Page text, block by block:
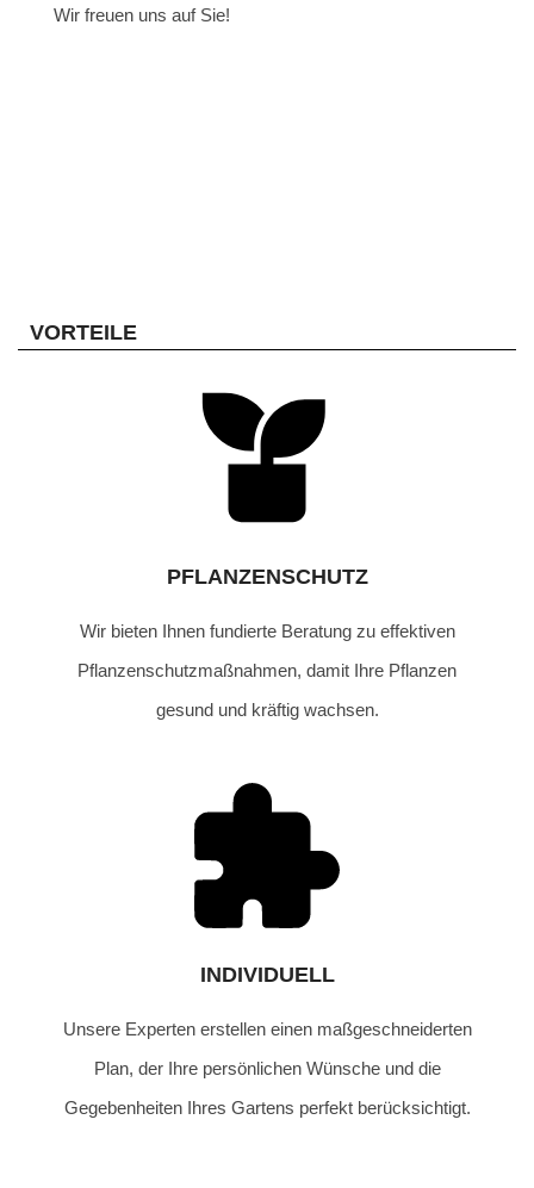
Wir freuen uns auf Sie!
VORTEILE
PFLANZENSCHUTZ
Wir bieten Ihnen fundierte Beratung zu effektiven
Pflanzenschutzmaßnahmen, damit Ihre Pflanzen
gesund und kräftig wachsen.
INDIVIDUELL
Unsere Experten erstellen einen maßgeschneiderten
Plan, der Ihre persönlichen Wünsche und die
Gegebenheiten Ihres Gartens perfekt berücksichtigt.